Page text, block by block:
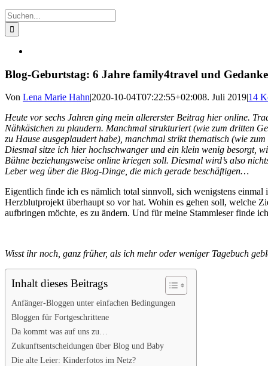
Suche
nach:
Blog-Geburtstag: 6 Jahre family4travel und
Von Lena Marie Hahn|2020-10-04T07:22:55+02:008. Juli 2019|14
Heute vor sechs Jahren ging mein allererster Beitrag hier online.
Nähkästchen zu plaudern. Manchmal strukturiert (wie zum dritten
zu Hause ausgeplaudert habe), manchmal strikt thematisch (wie
Diesmal sitze ich hier hochschwanger und ein klein wenig besorgt,
Bühne beziehungsweise online kriegen soll. Diesmal wird’s also
Leber weg über die Blog-Dinge, die mich gerade beschäftigen…
Eigentlich finde ich es nämlich total sinnvoll, sich wenigstens
Herzblutprojekt überhaupt so vor hat. Wohin es gehen soll, welche
aufbringen möchte, es zu ändern. Und für meine Stammleser finde
Wisst ihr noch, ganz früher, als ich mehr oder weniger Tagebuch
Inhalt dieses Beitrags
Anfänger-Bloggen unter einfachen Bedingungen
Bloggen für Fortgeschrittene
Da kommt was auf uns zu…
Zukunftsentscheidungen über Blog und Baby
Die alte Leier: Kinderfotos im Netz?